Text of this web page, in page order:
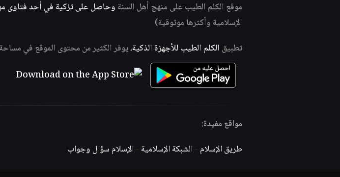
موقع الكلم الطيب على منهج أهل السنةوحاصل على تزكية في أحد فتاوى
الإسلامية وأكثرها موثوقية)
تطبيق الكلم الطيب للأجهزة الذكية، يوفر الكثير من محتوى الموقع في
مواقع مفيدة:
طريق الإسلام -الشبكة الإسلامية -الإسلام سؤال وجواب